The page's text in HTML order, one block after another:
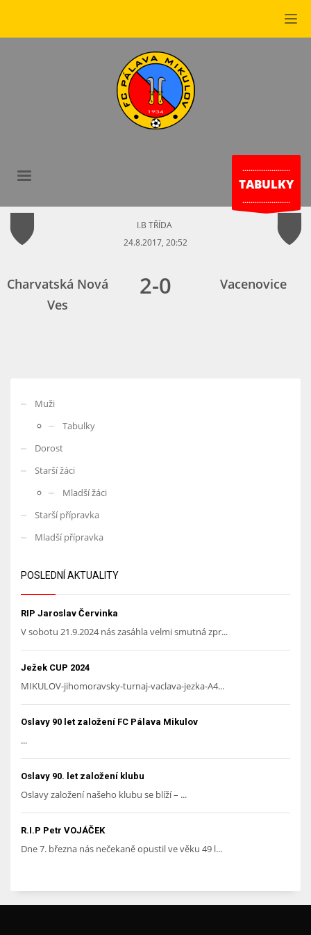
.......................
TABULKY
.......................
I.B TŘÍDA
24.8.2017, 20:52
Charvatská Nová
Ves
2-0 Vacenovice
Muži
Tabulky
Dorost
Starší žáci
Mladší žáci
Starší přípravka
Mladší přípravka
POSLEDNÍ AKTUALITY
RIP Jaroslav Červinka
V sobotu 21.9.2024 nás zasáhla velmi smutná zpr...
Ježek CUP 2024
MIKULOV-jihomoravsky-turnaj-vaclava-jezka-A4...
Oslavy 90 let založení FC Pálava Mikulov
...
Oslavy 90. let založení klubu
Oslavy založení našeho klubu se blíží – ...
R.I.P Petr VOJÁČEK
Dne 7. března nás nečekaně opustil ve věku 49 l...